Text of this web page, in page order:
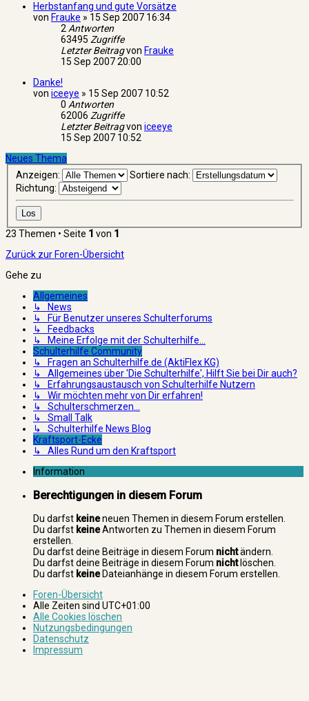
Herbstanfang und gute Vorsätze
von Frauke » 15 Sep 2007 16:34
2Antworten
63495 Zugriffe
Letzter Beitragvon Frauke
15 Sep 2007 20:00
Danke!
von iceeye » 15 Sep 2007 10:52
0 Antworten
62006 Zugriffe
Letzter Beitragvon iceeye
15 Sep 2007 10:52
Neues Thema
Anzeigen:
Sortiere nach:
Richtung:
23 Themen • Seite 1 von 1
Zurück zur Foren-Übersicht
Gehe zu
Allgemeines
↳ News
↳ Für Benutzer unseres Schulterforums
↳ Feedbacks
↳ Meine Erfolge mit der Schulterhilfe...
Schulterhilfe Community
↳ Fragen an Schulterhilfe.de (AktiFlex KG)
↳ Allgemeines über 'Die Schulterhilfe', Hilft Sie bei Dir auch?
↳ Erfahrungsaustausch von Schulterhilfe Nutzern
↳ Wir möchten mehr von Dir erfahren!
↳ Schulterschmerzen...
↳ Small Talk
↳ Schulterhilfe News Blog
Kraftsport-Ecke
↳ Alles Rund um den Kraftsport
Information
Berechtigungen in diesem Forum
Du darfst keineneuen Themen in diesem Forum erstellen.
Du darfst keineAntworten zu Themen in diesem Forum
erstellen.
Du darfst deine Beiträge in diesem Forum nichtändern.
Du darfst deine Beiträge in diesem Forum nichtlöschen.
Du darfst keineDateianhänge in diesem Forum erstellen.
Foren-Übersicht
Alle Zeiten sind UTC+01:00
Alle Cookies löschen
Nutzungsbedingungen
Datenschutz
Impressum